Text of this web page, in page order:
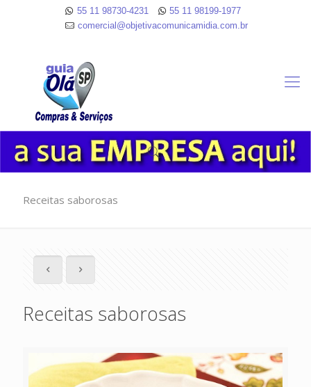
55 11 98730-4231
55 11 98199-1977
comercial@objetivacomunicamidia.com.br
Receitas saborosas
Receitas saborosas